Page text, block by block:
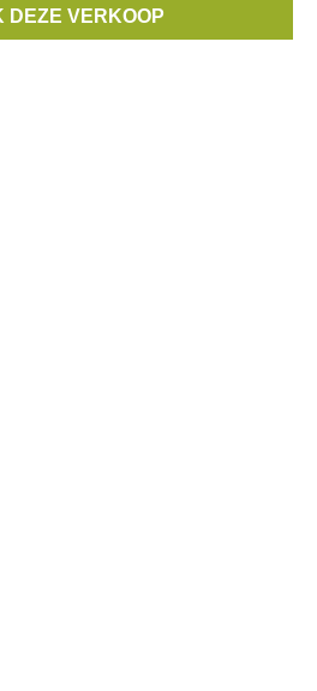
DEZE VERKOOP